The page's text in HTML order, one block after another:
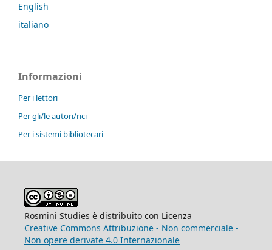
English
italiano
Informazioni
Per i lettori
Per gli/le autori/rici
Per i sistemi bibliotecari
Rosmini Studies è distribuito con Licenza
Creative Commons Attribuzione - Non commerciale -
Non opere derivate 4.0 Internazionale